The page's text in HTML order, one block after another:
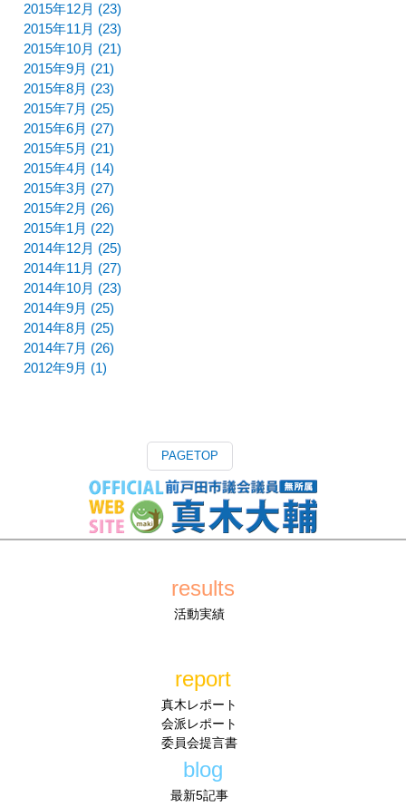
2015年12月 (23)
2015年11月 (23)
2015年10月 (21)
2015年9月 (21)
2015年8月 (23)
2015年7月 (25)
2015年6月 (27)
2015年5月 (21)
2015年4月 (14)
2015年3月 (27)
2015年2月 (26)
2015年1月 (22)
2014年12月 (25)
2014年11月 (27)
2014年10月 (23)
2014年9月 (25)
2014年8月 (25)
2014年7月 (26)
2012年9月 (1)
PAGETOP
results
活動実績
report
真木レポート
会派レポート
委員会提言書
blog
最新5記事